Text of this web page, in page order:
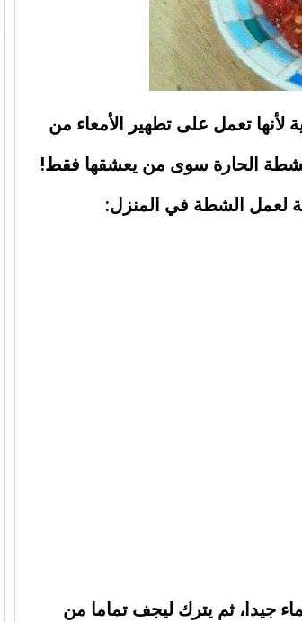
لأنها تعمل على تطهير الأمعاء من
الشطة الحارة سوى من يعشقها فقط!
لعمل الشطة في المنزل:
جيدا، ثم يترك ليجف تماما من